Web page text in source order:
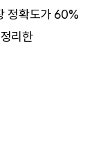
정확도가 60%
리한